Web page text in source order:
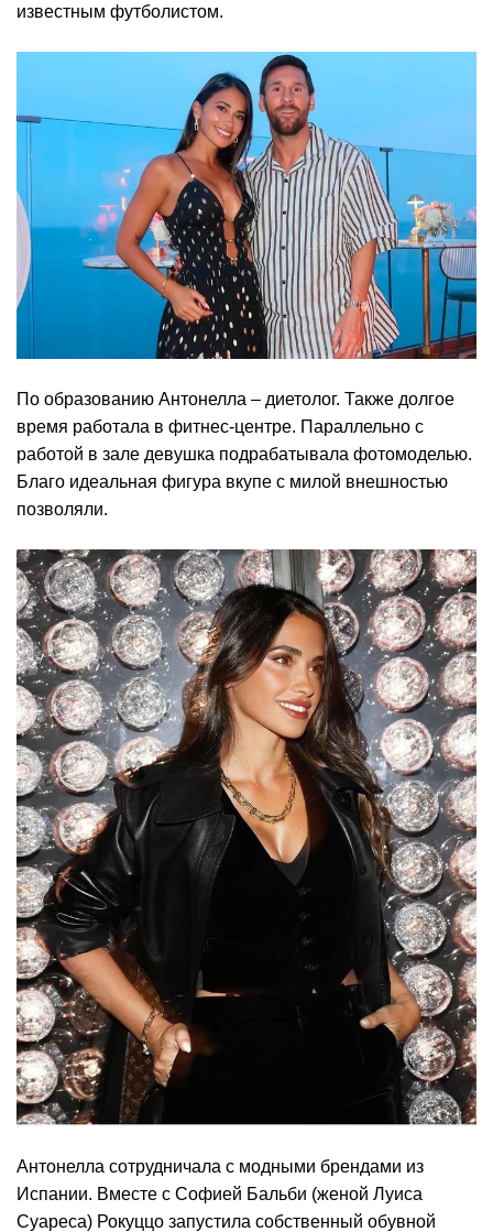
известным футболистом.
По образованию Антонелла – диетолог. Также долгое
время работала в фитнес-центре. Параллельно с
работой в зале девушка подрабатывала фотомоделью.
Благо идеальная фигура вкупе с милой внешностью
позволяли.
Антонелла сотрудничала с модными брендами из
Испании. Вместе с Софией Бальби (женой Луиса
Суареса) Рокуццо запустила собственный обувной